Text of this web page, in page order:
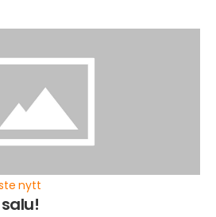
nytt